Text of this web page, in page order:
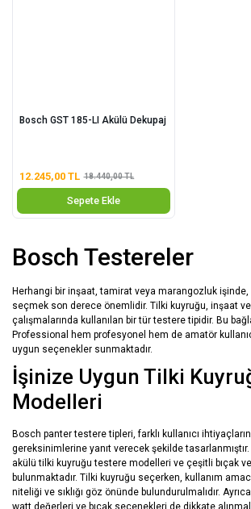
Bosch GST 185-LI Akülü Dekupaj
12.245,00 TL 18.440,00 TL
Sepete Ekle
Bosch Testereler
Herhangi bir inşaat, tamirat veya marangozluk işinde,
seçmek son derece önemlidir. Tilki kuyruğu, inşaat
çalışmalarında kullanılan bir tür testere tipidir. Bu
Professional hem profesyonel hem de amatör
uygun seçenekler sunmaktadır.
İşinize Uygun Tilki
Modelleri
Bosch panter testere tipleri, farklı kullanıcı
gereksinimlerine yanıt verecek şekilde
akülü tilki kuyruğu testere modelleri ve çeşitli bıçak
bulunmaktadır. Tilki kuyruğu seçerken, kullanım
niteliği ve sıklığı göz önünde bulundurulmalıdır.
watt değerleri ve bıçak seçenekleri de dikkate